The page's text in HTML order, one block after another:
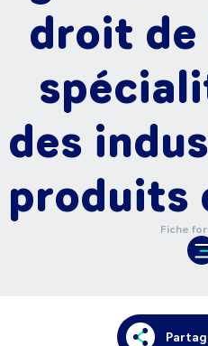
droit de
des
produits
Fiche